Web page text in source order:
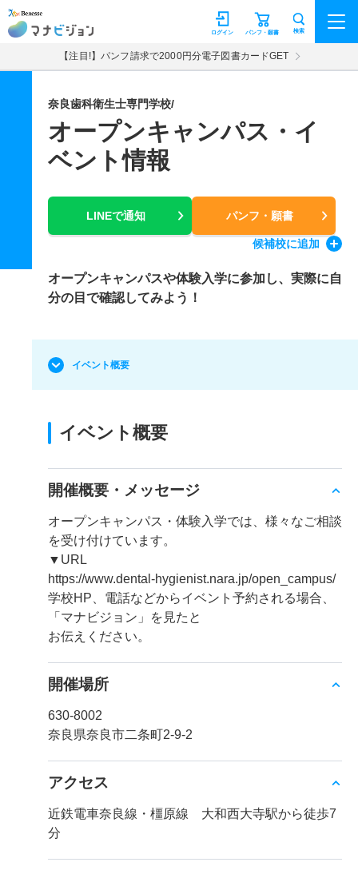
マナビジョン パンフ・願書
ログイン 検索
【注目!】パンフ請求で2000円分電子図書カードGET
奈良歯科衛生士専門学校/
オープンキャンパス・イ
ベント情報
LINEで通知 パンフ・願書
候補校に追加
オープンキャンパスや体験入学に参加し、実際に自
分の目で確認してみよう！
イベント概要
イベント概要
開催概要・メッセージ
オープンキャンパス・体験入学では、様々なご相談
を受け付けています。
▼URL
https://www.dental-hygienist.nara.jp/open_campus/
学校HP、電話などからイベント予約される場合、
「マナビジョン」を見たと
お伝えください。
開催場所
630-8002
奈良県奈良市二条町2-9-2
アクセス
近鉄電車奈良線・橿原線 大和西大寺駅から徒歩7
分